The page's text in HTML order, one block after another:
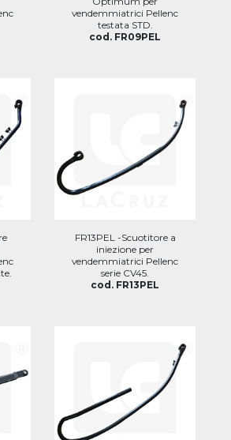
vendemmiatrici Pellenc
testata STD.
cod. FR09PEL
FR13PEL -Scuotitore a
iniezione per
vendemmiatrici Pellenc
serie CV45.
cod. FR13PEL